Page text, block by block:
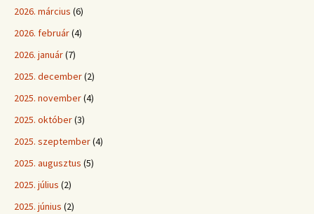
2026. március (6)
2026. február(4)
2026. január(7)
2025. december(2)
2025. november(4)
2025. október(3)
2025. szeptember(4)
2025. augusztus (5)
2025. július (2)
2025. június (2)